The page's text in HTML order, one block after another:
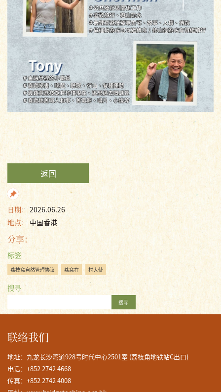
日期： 2026.06.26
地点： 中国香港
分享：
标签
荔枝窝自然管理协议 荔窝在 村大使
搜寻
搜寻
返回
联络我们
地址：九龙长沙湾道928号时代中心2501室 (荔枝角地铁站C出口)
电话：+852 2742 4668
传真：+852 2742 4008